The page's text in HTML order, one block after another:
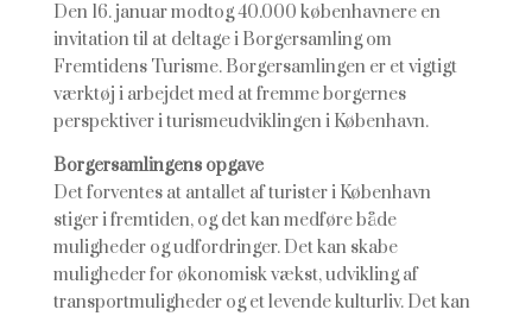
Den 16. januar modtog 40.000 københavnere en
invitation til at deltage i Borgersamling om
Fremtidens Turisme. Borgersamlingen er et vigtigt
værktøj i arbejdet med at fremme borgernes
perspektiver i turismeudviklingen i København.
Borgersamlingens opgave
Det forventes at antallet af turister i København
stiger i fremtiden, og det kan medføre både
muligheder og udfordringer. Det kan skabe
muligheder for økonomisk vækst, udvikling af
transportmuligheder og et levende kulturliv. Det kan